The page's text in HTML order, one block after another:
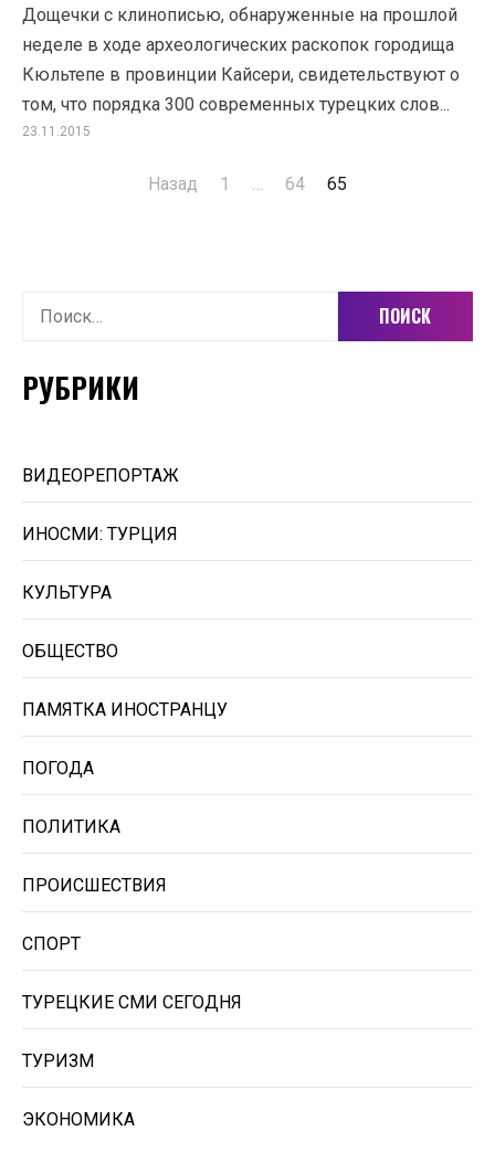
Дощечки с клинописью, обнаруженные на прошлой
неделе в ходе археологических раскопок городища
Кюльтепе в провинции Кайсери, свидетельствуют о
том, что порядка 300 современных турецких слов...
23.11.2015
ПагинацияНазад 1 … 64 65
Найти:
РУБРИКИ
ВИДЕОРЕПОРТАЖ
ИНОСМИ: ТУРЦИЯ
КУЛЬТУРА
ОБЩЕСТВО
ПАМЯТКА ИНОСТРАНЦУ
ПОГОДА
ПОЛИТИКА
ПРОИСШЕСТВИЯ
СПОРТ
ТУРЕЦКИЕ СМИ СЕГОДНЯ
ТУРИЗМ
ЭКОНОМИКА